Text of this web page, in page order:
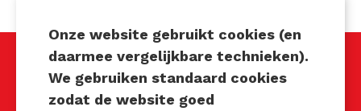
Techniek Tastbaar
Onze website gebruikt cookies (en
daarmee vergelijkbare technieken).
We gebruiken standaard cookies
zodat de website goed